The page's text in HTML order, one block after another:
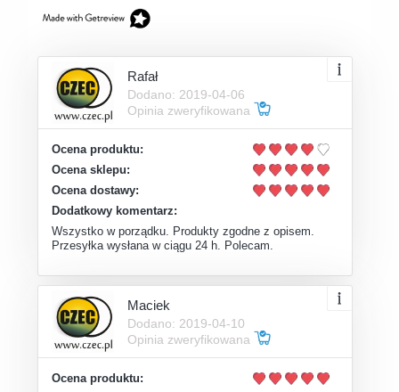
Rafał
Dodano: 2019-04-06
Opinia zweryfikowana
Ocena produktu:
Ocena sklepu:
Ocena dostawy:
Dodatkowy komentarz:
Wszystko w porządku. Produkty zgodne z opisem.
Przesyłka wysłana w ciągu 24 h. Polecam.
Maciek
Dodano: 2019-04-10
Opinia zweryfikowana
Ocena produktu: